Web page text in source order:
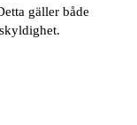
gäller både